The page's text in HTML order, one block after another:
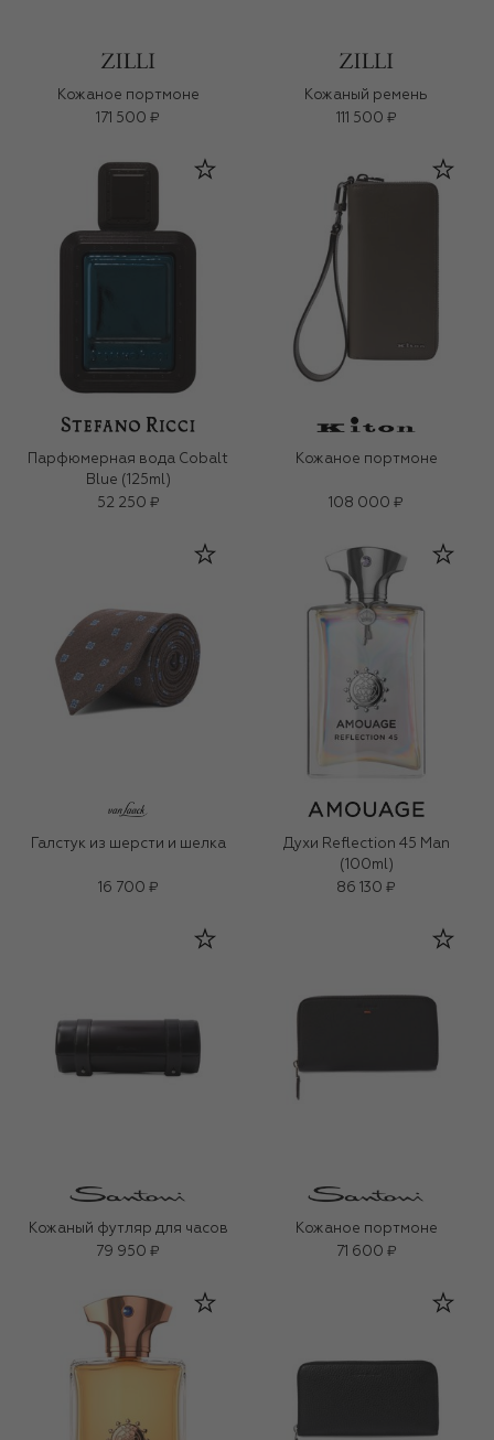
Кожаное портмоне
171 500 ₽
Кожаный ремень
111 500 ₽
Парфюмерная вода Cobalt
Blue (125ml)
52 250 ₽
Кожаное портмоне
108 000 ₽
Галстук из шерсти и шелка
16 700 ₽
Духи Reflection 45 Man
(100ml)
86 130 ₽
Кожаный футляр для часов
79 950 ₽
Кожаное портмоне
71 600 ₽